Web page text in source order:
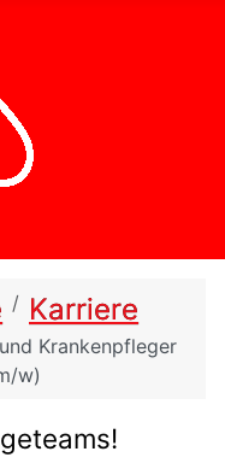
Karriere
Krankenpfleger
w)